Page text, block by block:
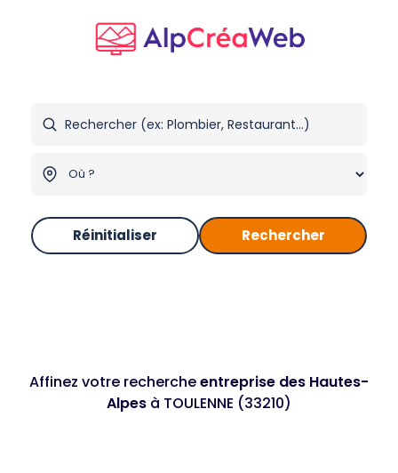
Réinitialiser Rechercher
Affinez votre rechercheentreprise des Hautes-
Alpes à TOULENNE (33210)